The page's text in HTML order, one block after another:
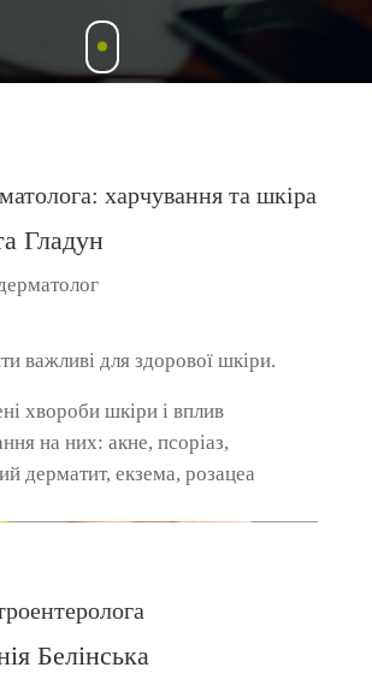
харчування та шкіра
Гладун
важливі для здорової шкіри.
хвороби шкіри і вплив
на них: акне, псоріаз,
дерматит, екзема, розацеа
Белінська